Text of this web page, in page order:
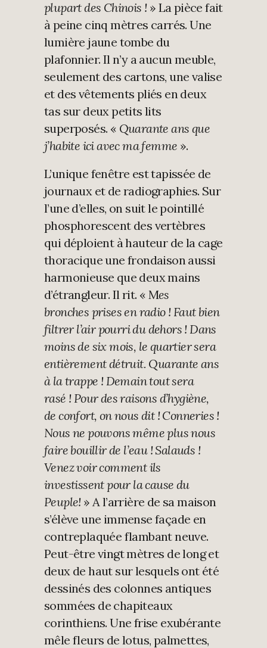
plupart des Chinois !» La pièce fait
à peine cinq mètres carrés. Une
lumière jaune tombe du
plafonnier. Il n’y a aucun meuble,
seulement des cartons, une valise
et des vêtements pliés en deux
tas sur deux petits lits
superposés. « Quarante ans que
j’habite ici avecma femme ».
L’unique fenêtre est tapissée de
journaux et de radiographies. Sur
l’une d’elles, on suit le pointillé
phosphorescent des vertèbres
qui déploient à hauteur de la cage
thoracique une frondaison aussi
harmonieuse que deux mains
d’étrangleur. Il rit. « Mes
bronches prises en radio ! Faut bien
filtrer l’air pourri du dehors ! Dans
moins de six mois, le quartier sera
entièrement détruit. Quarante ans
à la trappe ! Demain tout sera
rasé ! Pour des raisons d’hygiène,
de confort, on nous dit ! Conneries !
Nous ne pouvons même plus nous
faire bouillir de l’eau ! Salauds !
Venez voir comment ils
investissent pour la cause du
Peuple! » A l’arrière de sa maison
s’élève une immense façade en
contreplaquée flambant neuve.
Peut-être vingt mètres de long et
deux de haut sur lesquels ont été
dessinés des colonnes antiques
sommées de chapiteaux
corinthiens. Une frise exubérante
mêle fleurs de lotus, palmettes,